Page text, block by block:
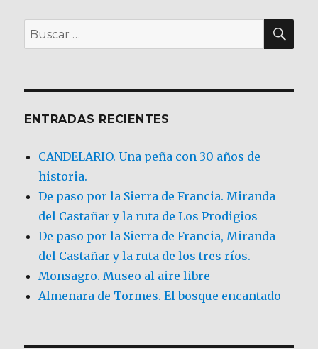
Buscar
por:
ENTRADAS RECIENTES
CANDELARIO. Una peña con 30 años de
historia.
De paso por la Sierra de Francia. Miranda
del Castañar y la ruta de Los Prodigios
De paso por la Sierra de Francia, Miranda
del Castañar y la ruta de los tres ríos.
Monsagro. Museo al aire libre
Almenara de Tormes. El bosque encantado